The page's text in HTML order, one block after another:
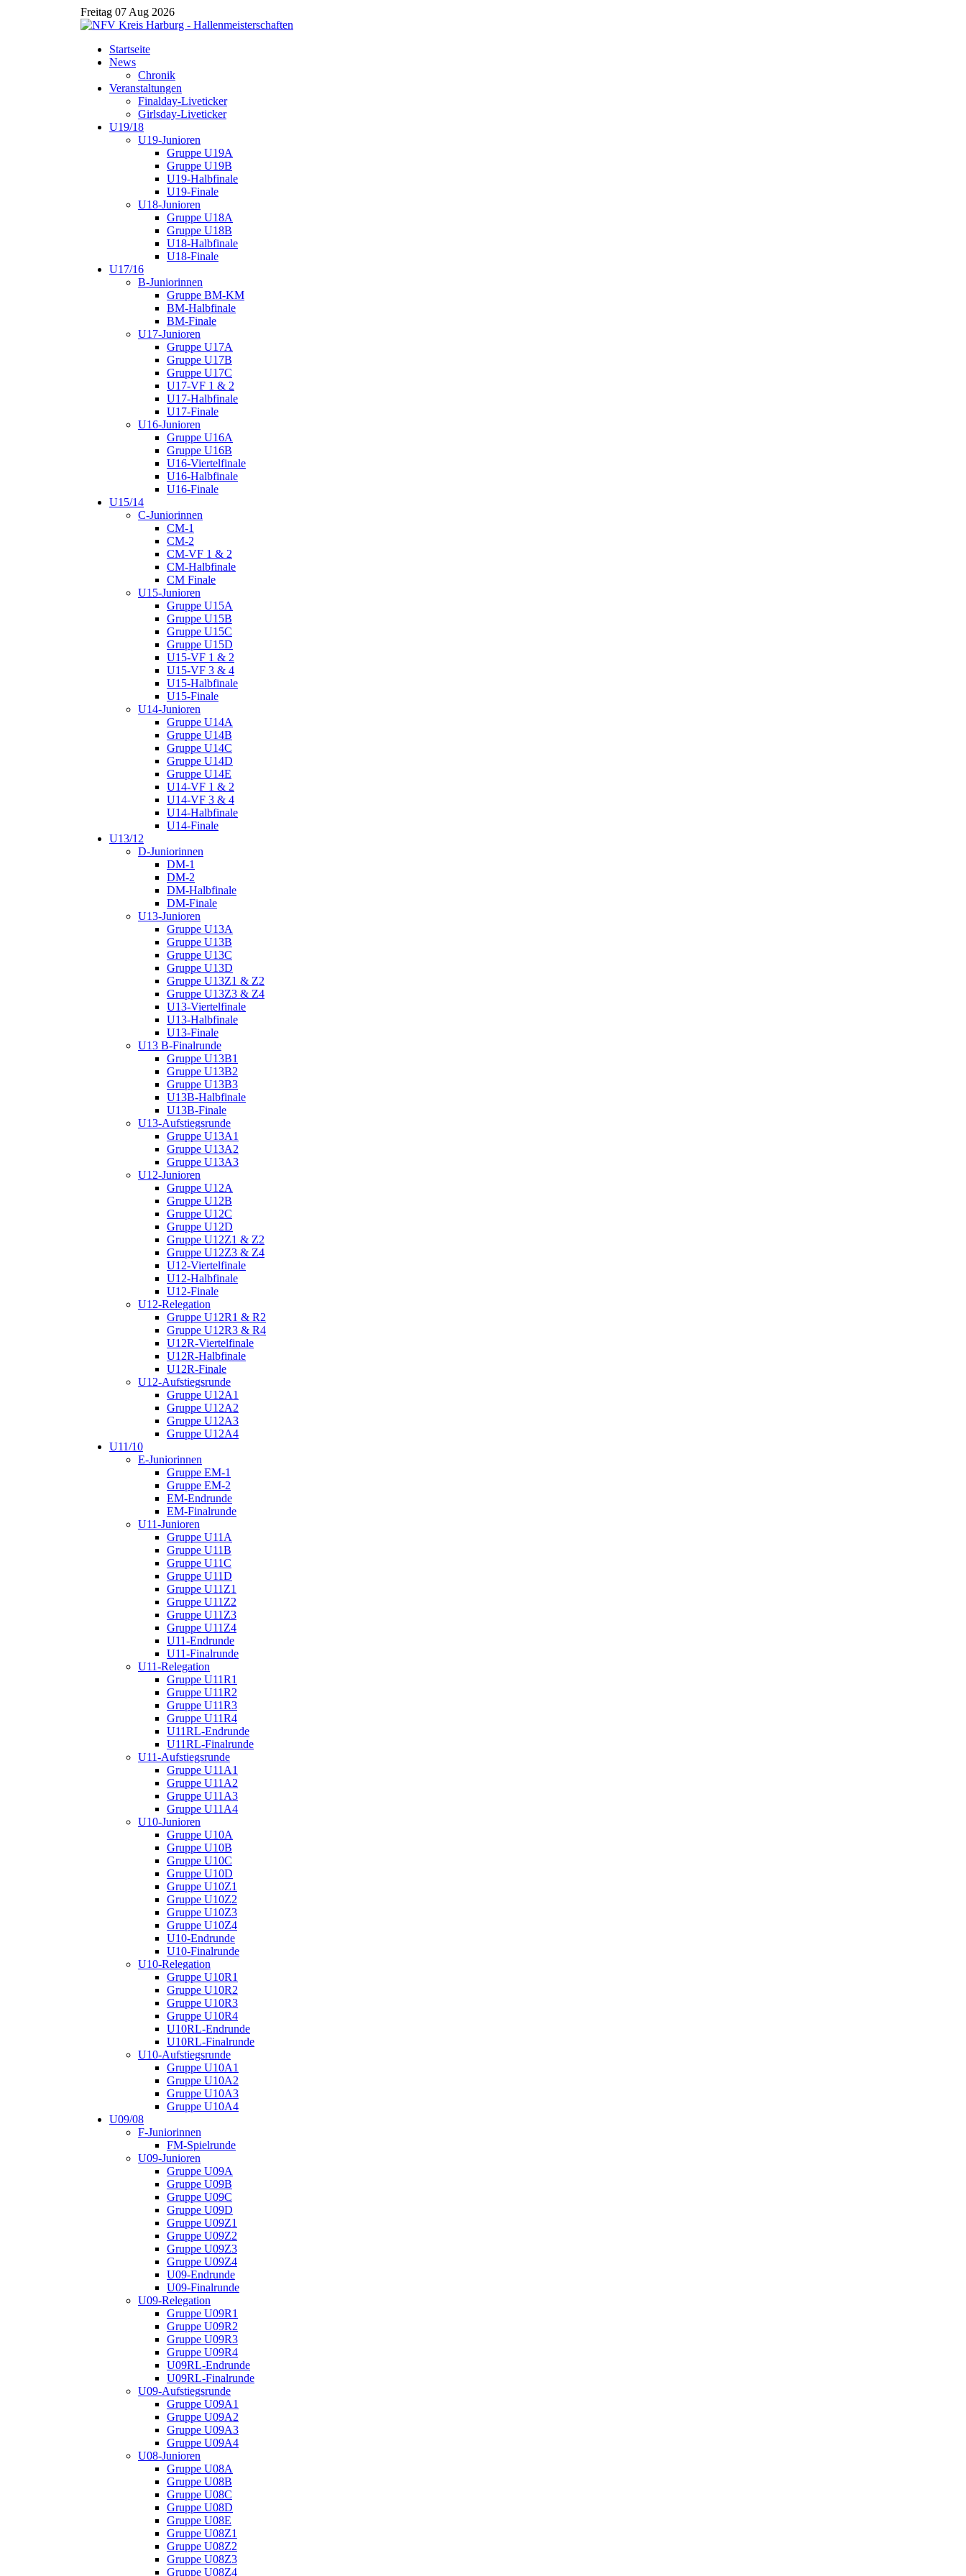
Freitag 07 Aug 2026
Startseite
News
Chronik
Veranstaltungen
Finalday-Liveticker
Girlsday-Liveticker
U19/18
U19-Junioren
Gruppe U19A
Gruppe U19B
U19-Halbfinale
U19-Finale
U18-Junioren
Gruppe U18A
Gruppe U18B
U18-Halbfinale
U18-Finale
U17/16
B-Juniorinnen
Gruppe BM-KM
BM-Halbfinale
BM-Finale
U17-Junioren
Gruppe U17A
Gruppe U17B
Gruppe U17C
U17-VF 1 & 2
U17-Halbfinale
U17-Finale
U16-Junioren
Gruppe U16A
Gruppe U16B
U16-Viertelfinale
U16-Halbfinale
U16-Finale
U15/14
C-Juniorinnen
CM-1
CM-2
CM-VF 1 & 2
CM-Halbfinale
CM Finale
U15-Junioren
Gruppe U15A
Gruppe U15B
Gruppe U15C
Gruppe U15D
U15-VF 1 & 2
U15-VF 3 & 4
U15-Halbfinale
U15-Finale
U14-Junioren
Gruppe U14A
Gruppe U14B
Gruppe U14C
Gruppe U14D
Gruppe U14E
U14-VF 1 & 2
U14-VF 3 & 4
U14-Halbfinale
U14-Finale
U13/12
D-Juniorinnen
DM-1
DM-2
DM-Halbfinale
DM-Finale
U13-Junioren
Gruppe U13A
Gruppe U13B
Gruppe U13C
Gruppe U13D
Gruppe U13Z1 & Z2
Gruppe U13Z3 & Z4
U13-Viertelfinale
U13-Halbfinale
U13-Finale
U13 B-Finalrunde
Gruppe U13B1
Gruppe U13B2
Gruppe U13B3
U13B-Halbfinale
U13B-Finale
U13-Aufstiegsrunde
Gruppe U13A1
Gruppe U13A2
Gruppe U13A3
U12-Junioren
Gruppe U12A
Gruppe U12B
Gruppe U12C
Gruppe U12D
Gruppe U12Z1 & Z2
Gruppe U12Z3 & Z4
U12-Viertelfinale
U12-Halbfinale
U12-Finale
U12-Relegation
Gruppe U12R1 & R2
Gruppe U12R3 & R4
U12R-Viertelfinale
U12R-Halbfinale
U12R-Finale
U12-Aufstiegsrunde
Gruppe U12A1
Gruppe U12A2
Gruppe U12A3
Gruppe U12A4
U11/10
E-Juniorinnen
Gruppe EM-1
Gruppe EM-2
EM-Endrunde
EM-Finalrunde
U11-Junioren
Gruppe U11A
Gruppe U11B
Gruppe U11C
Gruppe U11D
Gruppe U11Z1
Gruppe U11Z2
Gruppe U11Z3
Gruppe U11Z4
U11-Endrunde
U11-Finalrunde
U11-Relegation
Gruppe U11R1
Gruppe U11R2
Gruppe U11R3
Gruppe U11R4
U11RL-Endrunde
U11RL-Finalrunde
U11-Aufstiegsrunde
Gruppe U11A1
Gruppe U11A2
Gruppe U11A3
Gruppe U11A4
U10-Junioren
Gruppe U10A
Gruppe U10B
Gruppe U10C
Gruppe U10D
Gruppe U10Z1
Gruppe U10Z2
Gruppe U10Z3
Gruppe U10Z4
U10-Endrunde
U10-Finalrunde
U10-Relegation
Gruppe U10R1
Gruppe U10R2
Gruppe U10R3
Gruppe U10R4
U10RL-Endrunde
U10RL-Finalrunde
U10-Aufstiegsrunde
Gruppe U10A1
Gruppe U10A2
Gruppe U10A3
Gruppe U10A4
U09/08
F-Juniorinnen
FM-Spielrunde
U09-Junioren
Gruppe U09A
Gruppe U09B
Gruppe U09C
Gruppe U09D
Gruppe U09Z1
Gruppe U09Z2
Gruppe U09Z3
Gruppe U09Z4
U09-Endrunde
U09-Finalrunde
U09-Relegation
Gruppe U09R1
Gruppe U09R2
Gruppe U09R3
Gruppe U09R4
U09RL-Endrunde
U09RL-Finalrunde
U09-Aufstiegsrunde
Gruppe U09A1
Gruppe U09A2
Gruppe U09A3
Gruppe U09A4
U08-Junioren
Gruppe U08A
Gruppe U08B
Gruppe U08C
Gruppe U08D
Gruppe U08E
Gruppe U08Z1
Gruppe U08Z2
Gruppe U08Z3
Gruppe U08Z4